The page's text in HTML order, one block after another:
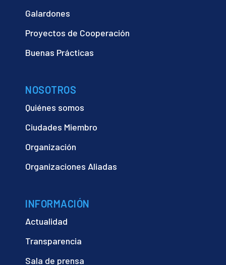
Galardones
Proyectos de Cooperación
Buenas Prácticas
NOSOTROS
Quiénes somos
Ciudades Miembro
Organización
Organizaciones Aliadas
INFORMACIÓN
Actualidad
Transparencia
Sala de prensa